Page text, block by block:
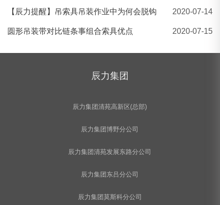
【辰力提醒】吊索具吊装作业中为何会脱钩 2020-07-14
圆形吊装带对比链条事组合索具优点 2020-07-15
辰力集团
辰力集团清苑高新区(总部)
辰力集团博野分公司
辰力集团清苑发展东路分公司
辰力集团东吕分公司
辰力集团莫斯科分公司